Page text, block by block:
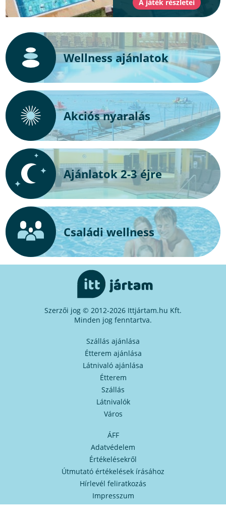
Wellness ajánlatok
Akciós nyaralás
Ajánlatok 2-3 éjre
Családi wellness
Szerzői jog © 2012-2026 Ittjártam.hu Kft.
Minden jog fenntartva.
Szállás ajánlása
Étterem ajánlása
Látnivaló ajánlása
Étterem
Szállás
Látnivalók
Város
ÁFF
Adatvédelem
Értékelésekről
Útmutató értékelések írásához
Hírlevél feliratkozás
Impresszum